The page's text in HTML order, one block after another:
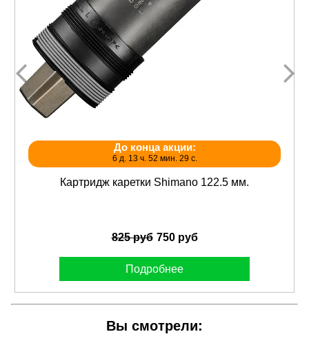
До конца акции:
6 д. 13 ч. 52 мин. 28 с.
Картридж каретки Shimano 122.5 мм.
825 руб 750 руб
Подробнее
Вы смотрели: